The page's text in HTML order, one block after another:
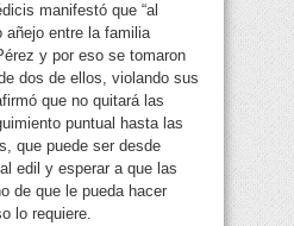
manifestó que “al
añejo entre la familia
y por eso se tomaron
dos de ellos, violando sus
que no quitará las
puntual hasta las
que puede ser desde
edil y esperar a que las
de que le pueda hacer
lo requiere.